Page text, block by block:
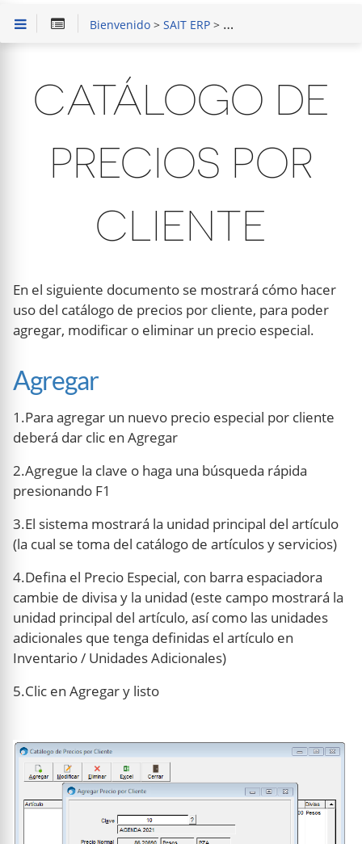
Bienvenido> SAIT ERP> Capacitación en Módulo
CATÁLOGO DE
PRECIOS POR
CLIENTE
En el siguiente documento se mostrará cómo hacer
uso del catálogo de precios por cliente, para poder
agregar, modificar o eliminar un precio especial.
Agregar
1.Para agregar un nuevo precio especial por cliente
deberá dar clic en Agregar
2.Agregue la clave o haga una búsqueda rápida
presionando F1
3.El sistema mostrará la unidad principal del artículo
(la cual se toma del catálogo de artículos y servicios)
4.Defina el Precio Especial, con barra espaciadora
cambie de divisa y la unidad (este campo mostrará la
unidad principal del artículo, así como las unidades
adicionales que tenga definidas el artículo en
Inventario / Unidades Adicionales)
5.Clic en Agregar y listo